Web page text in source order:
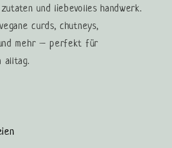
und liebevolles handwerk.
curds, chutneys,
mehr – perfekt für
alltag.